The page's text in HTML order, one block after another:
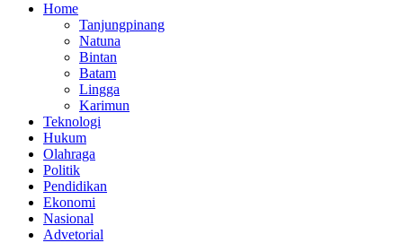
Home
Tanjungpinang
Natuna
Bintan
Batam
Lingga
Karimun
Teknologi
Hukum
Olahraga
Politik
Pendidikan
Ekonomi
Nasional
Advetorial